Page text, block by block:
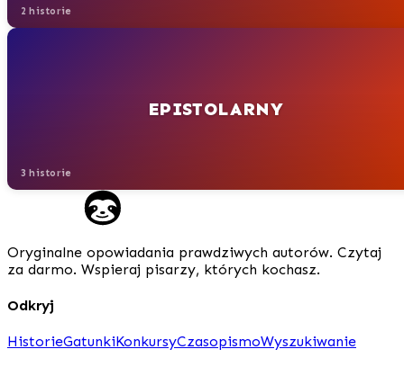
2 historie
EPISTOLARNY
3 historie
Oryginalne opowiadania prawdziwych autorów. Czytaj
za darmo. Wspieraj pisarzy, których kochasz.
Odkryj
HistorieGatunkiKonkursyCzasopismoWyszukiwanie